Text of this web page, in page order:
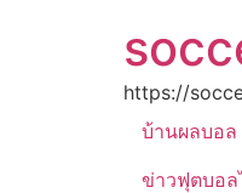
https://
บ้านผลบอล
ข่าวฟุตบอล